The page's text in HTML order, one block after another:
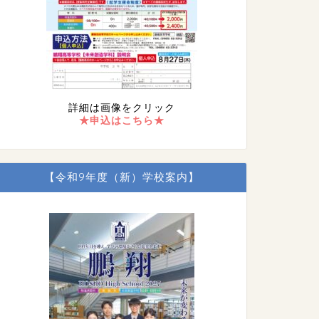
詳細は画像をクリック
★申込はこちら★
【令和9年度（新）学校案内】